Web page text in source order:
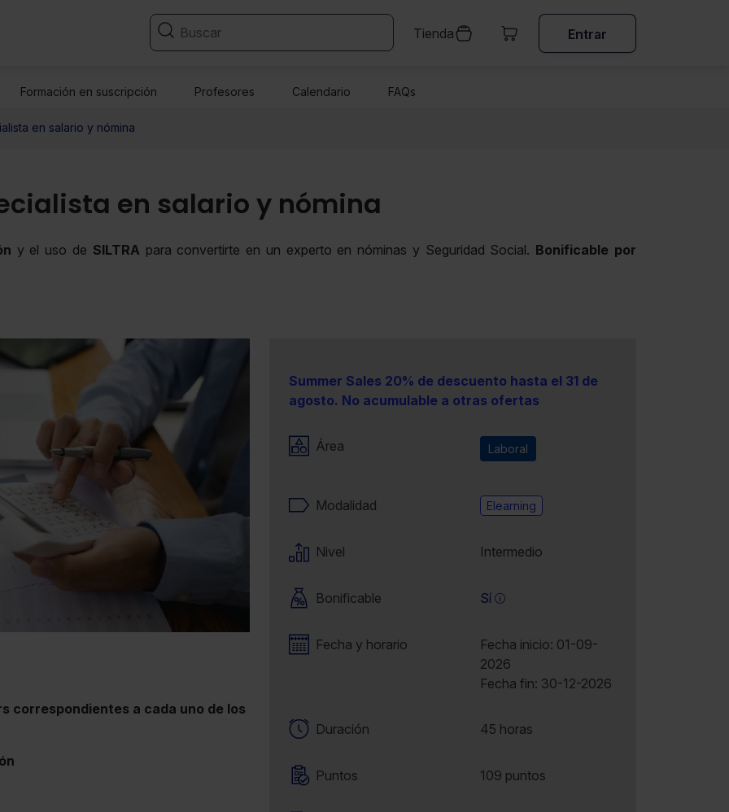
Tienda Entrar
Formación en suscripción Profesores Calendario FAQs
en salario y nómina
en salario y nómina
y el uso de SILTRA para convertirte en un experto en nóminas y Seguridad Social. Bonificable por
correspondientes a cada uno de los
Summer Sales 20% de descuento hasta el 31 de
agosto. No acumulable a otras ofertas
Área Laboral
Modalidad Elearning
Nivel Intermedio
Bonificable Sí
Fecha y horario
Fecha inicio: 01-09-
2026
Fecha fin: 30-12-2026
Duración 45 horas
Puntos 109 puntos